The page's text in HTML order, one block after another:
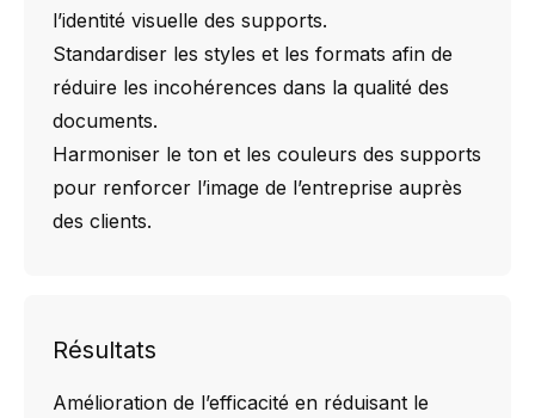
l’identité visuelle des supports.
Standardiser les styles et les formats afin de
réduire les incohérences dans la qualité des
documents.
Harmoniser le ton et les couleurs des supports
pour renforcer l’image de l’entreprise auprès
des clients.
Résultats
Amélioration de l’efficacité en réduisant le